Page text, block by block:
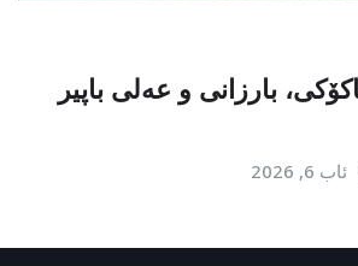
بارزانی و عەلی باپیر
ئاب 6, 2026